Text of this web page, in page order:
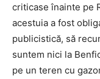
criticase înainte pe
acestuia a fost
publicistică, să
suntem nici la
pe un teren cu